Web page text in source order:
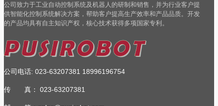
公司致力于工业自动控制系统及机器人的研制和销售，并为行业客户提
供智能化控制系统解决方案，帮助客户提高生产效率和产品品质。开发
的产品均具有自主知识产权，核心技术获得多项国家专利。
公司电话: 023-63207381 18996196754
传 真： 023-63207381